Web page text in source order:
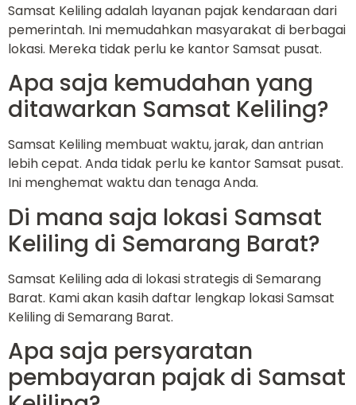
Samsat Keliling adalah layanan pajak kendaraan dari
pemerintah. Ini memudahkan masyarakat di berbagai
lokasi. Mereka tidak perlu ke kantor Samsat pusat.
Apa saja kemudahan yang
ditawarkan Samsat Keliling?
Samsat Keliling membuat waktu, jarak, dan antrian
lebih cepat. Anda tidak perlu ke kantor Samsat pusat.
Ini menghemat waktu dan tenaga Anda.
Di mana saja lokasi Samsat
Keliling di Semarang Barat?
Samsat Keliling ada di lokasi strategis di Semarang
Barat. Kami akan kasih daftar lengkap lokasi Samsat
Keliling di Semarang Barat.
Apa saja persyaratan
pembayaran pajak di Samsat